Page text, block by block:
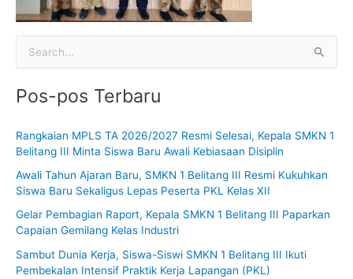
u
t
k
Pos-pos Terbaru
Rangkaian MPLS TA 2026/2027 Resmi Selesai, Kepala SMKN 1
Belitang III Minta Siswa Baru Awali Kebiasaan Disiplin
Awali Tahun Ajaran Baru, SMKN 1 Belitang III Resmi Kukuhkan
Siswa Baru Sekaligus Lepas Peserta PKL Kelas XII
Gelar Pembagian Raport, Kepala SMKN 1 Belitang III Paparkan
Capaian Gemilang Kelas Industri
Sambut Dunia Kerja, Siswa-Siswi SMKN 1 Belitang III Ikuti
Pembekalan Intensif Praktik Kerja Lapangan (PKL)